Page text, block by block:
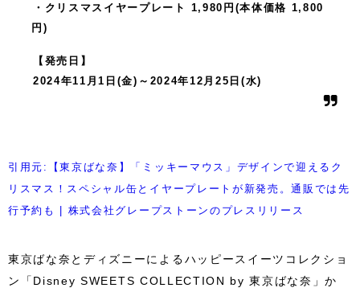
・クリスマスイヤープレート 1,980円(本体価格 1,800
円)
【発売日】
2024年11月1日(金)～2024年12月25日(水)
引用元:【東京ばな奈】「ミッキーマウス」デザインで迎えるク
リスマス！スペシャル缶とイヤープレートが新発売。通販では先
行予約も | 株式会社グレープストーンのプレスリリース
東京ばな奈とディズニーによるハッピースイーツコレクショ
ン「Disney SWEETS COLLECTION by 東京ばな奈」か